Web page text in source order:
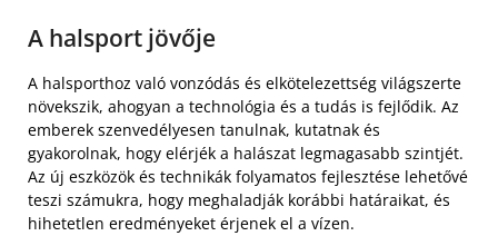
A halsport jövője
A halsporthoz való vonzódás és elkötelezettség világszerte
növekszik, ahogyan a technológia és a tudás is fejlődik. Az
emberek szenvedélyesen tanulnak, kutatnak és
gyakorolnak, hogy elérjék a halászat legmagasabb szintjét.
Az új eszközök és technikák folyamatos fejlesztése lehetővé
teszi számukra, hogy meghaladják korábbi határaikat, és
hihetetlen eredményeket érjenek el a vízen.